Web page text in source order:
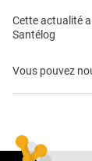
Cette actualité
Santélog
Vous pouvez